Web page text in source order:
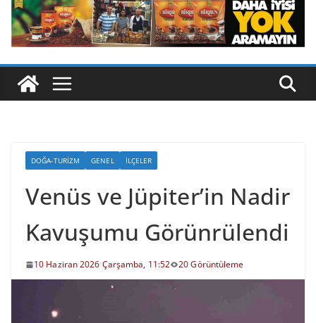
DOĞA-TURIZM GENEL İLÇELER
Venüs ve Jüpiter’in Nadir
Kavuşumu Görünrülendi
10 Haziran 2026 Çarşamba, 11:52 20 Görüntüleme